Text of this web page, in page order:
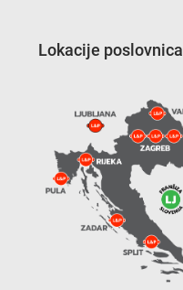
Lokacije poslovnica